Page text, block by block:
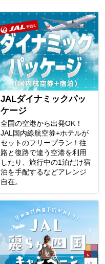
JALダイナミックパッ
ケージ
全国の空港から出発OK！
JAL国内線航空券+ホテルが
セットのフリープラン！往
路と復路で違う空港を利用
したり、旅行中の1泊だけ宿
泊を手配するなどアレンジ
自在。